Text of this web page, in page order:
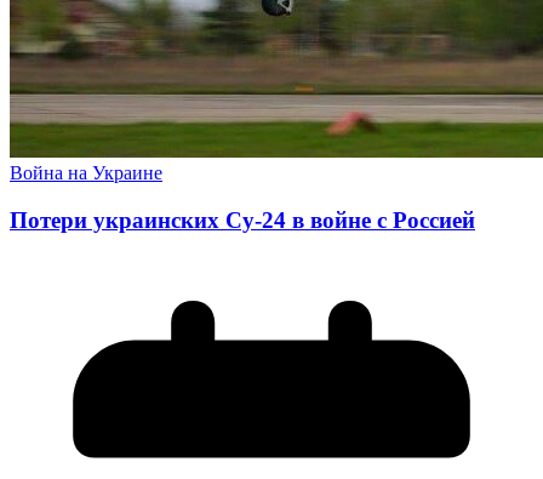
Война на Украине
Потери украинских Су-24 в войне с Россией